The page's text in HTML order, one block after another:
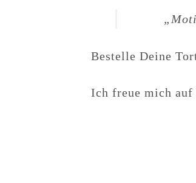
Bestelle Deine
Ich freue mich auf